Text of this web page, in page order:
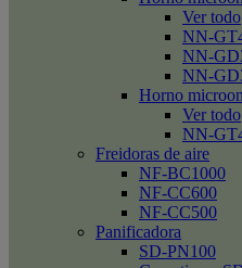
Ver todo
NN-
NN-
NN-
Horno
Ver todo
NN-
Freidoras de aire
NF-BC1000
NF-CC600
NF-CC500
Panificadora
SD-PN100